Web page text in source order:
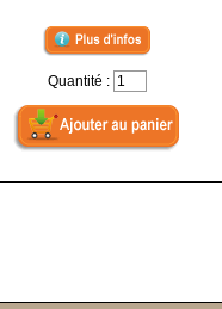
Quantité :